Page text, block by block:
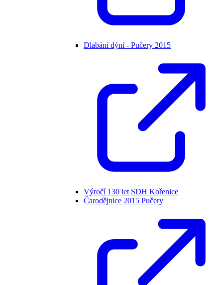
Dlabání dýní - Pučery 2015
Výročí 130 let SDH Kořenice
Čarodějnice 2015 Pučery